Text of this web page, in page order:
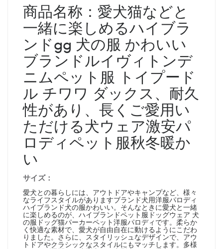
商品名称：愛犬猫などと
一緒に楽しめるハイブラ
ンドgg 犬の服 かわいい
ブランドルイヴィトンデ
ニムペット服 トイプード
ル チワワ ダックス、耐久
性があり、長くご愛用い
ただける犬ウェア激安パ
ロディペット服秋冬暖か
い
サイズ：
愛犬との暮らしには、アウトドアやキャンプなど、様々
なライフスタイルがありますブランド犬用洋服パロディ
ハイブランド犬の服かわいい。そんなときに愛犬と一緒
に楽しめるのが、ハイブランドペット服ドッグウェア 犬
の服ドッグ猫パーカーペット洋服パロディです。柔らか
く快適な素材で、愛犬が自由自在に動けるようにこだわ
りました。さらに、スタイリッシュなデザインで、アウ
トドアやクラシックなスタイルにもマッチします。多様